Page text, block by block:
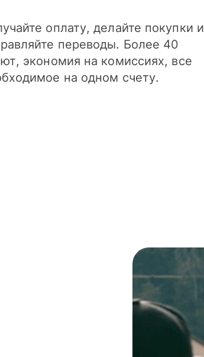
оплату, делайте покупки и
переводы. Более 40
экономия на комиссиях, все
на одном счету.